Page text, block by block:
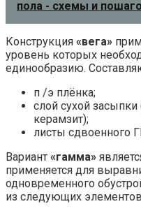
пола - схемы и
Конструкция «вега»
уровень которых
единообразию.
п /э плёнка;
слой сухой
керамзит);
листы сдвоенного
Вариант «гамма»
применяется для
одновременного
из следующих